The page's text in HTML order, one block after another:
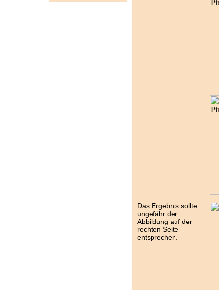
Das Ergebnis sollte
ungefähr der
Abbildung auf der
rechten Seite
entsprechen.